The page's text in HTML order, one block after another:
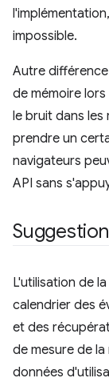
impossible.
Autre
de mémoire
le bruit dans
prendre un
navigateurs
API sans
L'utilisation de
calendrier des
et des
de mesure de
données